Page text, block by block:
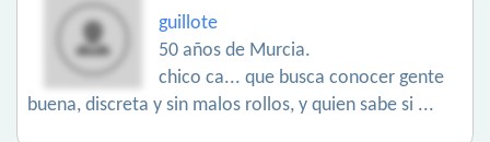
guillote
50 años de Murcia.
chico ca... que busca conocer gente
buena, discreta y sin malos rollos, y quien sabe si ...